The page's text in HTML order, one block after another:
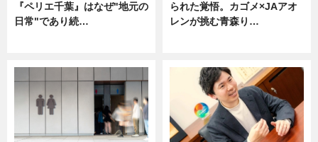
『ペリエ千葉』はなぜ"地元の
日常"であり続…
られた覚悟。カゴメ×JAアオ
レンが挑む青森り…